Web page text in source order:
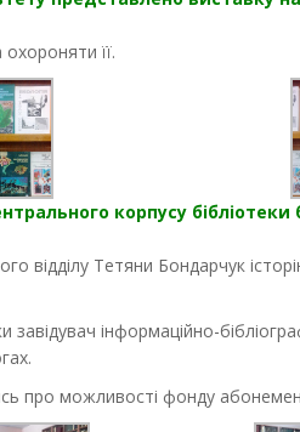
її.
корпусу
відділу Тетяни Бондарчук
завідувач інформаційно-
про можливості фонду